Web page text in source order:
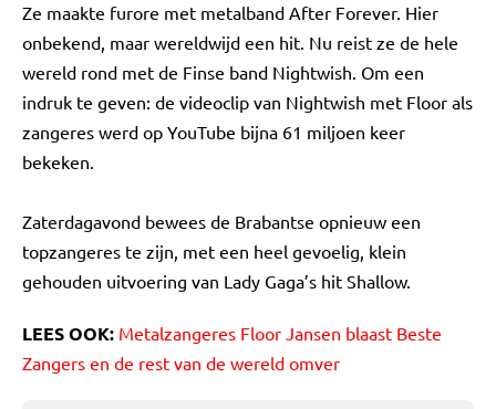
Ze maakte furore met metalband After Forever. Hier
onbekend, maar wereldwijd een hit. Nu reist ze de hele
wereld rond met de Finse band Nightwish. Om een
indruk te geven: de videoclip van Nightwish met Floor als
zangeres werd op YouTube bijna 61 miljoen keer
bekeken.
Zaterdagavond bewees de Brabantse opnieuw een
topzangeres te zijn, met een heel gevoelig, klein
gehouden uitvoering van Lady Gaga’s hit Shallow.
LEES OOK: Metalzangeres Floor Jansen blaast Beste
Zangers en de rest van de wereld omver